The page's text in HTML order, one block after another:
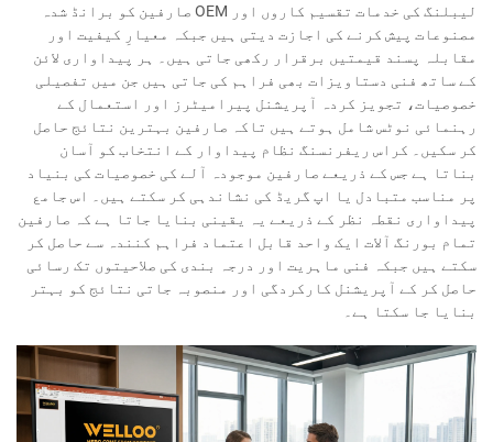
لیبلنگ کی خدمات تقسیم کاروں اور OEM صارفین کو برانڈ شدہ
مصنوعات پیش کرنے کی اجازت دیتی ہیں جبکہ معیارِ کیفیت اور
مقابلہ پسند قیمتیں برقرار رکھی جاتی ہیں۔ ہر پیداواری لائن
کے ساتھ فنی دستاویزات بھی فراہم کی جاتی ہیں جن میں تفصیلی
خصوصیات، تجویز کردہ آپریشنل پیرامیٹرز اور استعمال کے
رہنمائی نوٹس شامل ہوتے ہیں تاکہ صارفین بہترین نتائج حاصل
کر سکیں۔ کراس ریفرنسنگ نظام پیداوار کے انتخاب کو آسان
بناتا ہے جس کے ذریعے صارفین موجودہ آلے کی خصوصیات کی بنیاد
پر مناسب متبادل یا اپ گریڈ کی نشاندہی کر سکتے ہیں۔ اس جامع
پیداواری نقطہ نظر کے ذریعے یہ یقینی بنایا جاتا ہے کہ صارفین
تمام بورنگ آلات ایک واحد قابل اعتماد فراہم کنندہ سے حاصل کر
سکتے ہیں جبکہ فنی ماہریت اور درجہ بندی کی صلاحیتوں تک رسائی
حاصل کر کے آپریشنل کارکردگی اور منصوبہ جاتی نتائج کو بہتر
بنایا جا سکتا ہے۔